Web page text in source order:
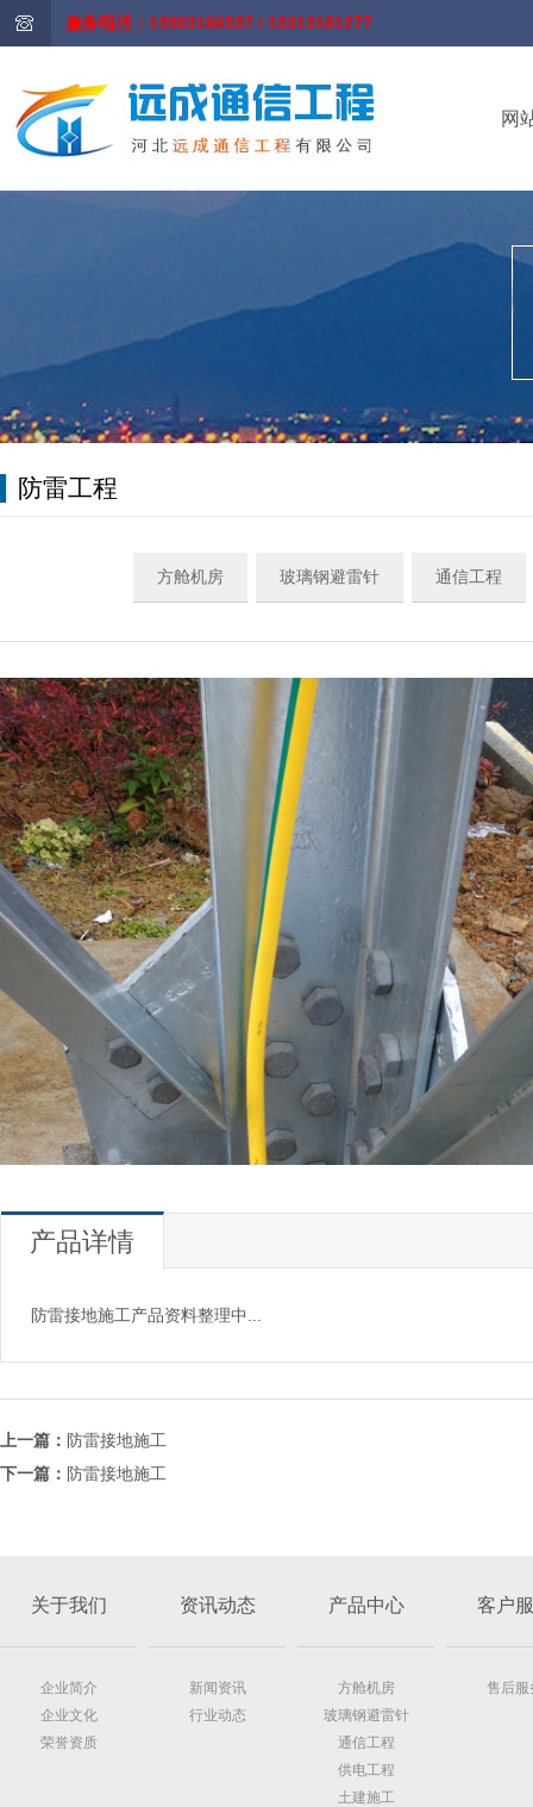
服务电话：13903180337 / 13313181277
网
防雷工程
方舱机房 玻璃钢避雷针 通信工程
产品详情
防雷接地施工产品资料整理中...
上一篇： 防雷接地施工
下一篇： 防雷接地施工
关于我们
企业简介
企业文化
荣誉资质
资讯动态
新闻资讯
行业动态
产品中心
方舱机房
玻璃钢避雷针
通信工程
供电工程
土建施工
客户
售后服